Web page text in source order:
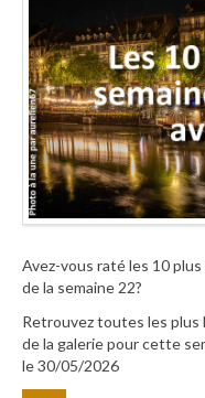
Avez-vous raté les 10
de la semaine 22?
Retrouvez toutes les plus
de la galerie pour cette
le 30/05/2026